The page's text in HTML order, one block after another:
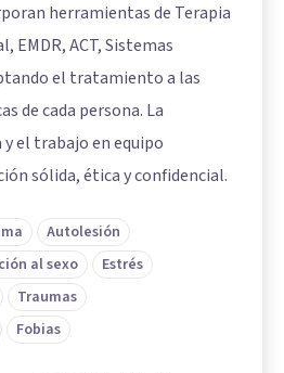
herramientas de Terapia
EMDR, ACT, Sistemas
el tratamiento a las
de cada persona. La
el trabajo en equipo
sólida, ética y confidencial.
Autolesión
al sexo
Estrés
Traumas
Fobias